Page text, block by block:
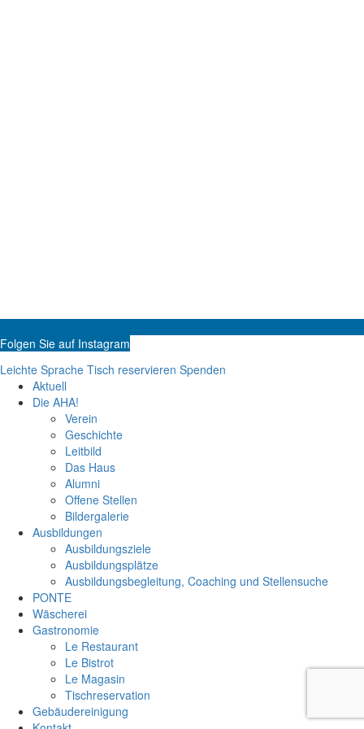
Folgen Sie auf Instagram
Leichte Sprache Tisch reservieren Spenden
Aktuell
Die AHA!
Verein
Geschichte
Leitbild
Das Haus
Alumni
Offene Stellen
Bildergalerie
Ausbildungen
Ausbildungsziele
Ausbildungsplätze
Ausbildungsbegleitung, Coaching und Stellensuche
PONTE
Wäscherei
Gastronomie
Le Restaurant
Le Bistrot
Le Magasin
Tischreservation
Gebäudereinigung